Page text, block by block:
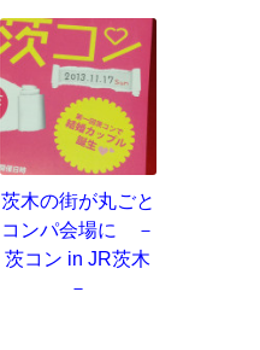
茨木の街が丸ごと
コンパ会場に －
茨コン in JR茨木
－